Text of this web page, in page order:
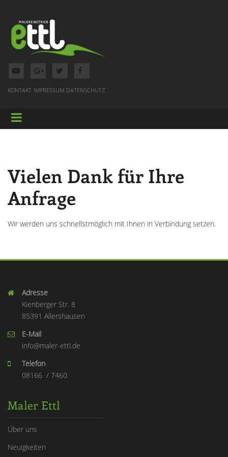
KONTAKT IMPRESSUM DATENSCHUTZ
Vielen Dank für Ihre
Anfrage
Wir werden uns schnellstmöglich mit Ihnen in Verbindung setzen.
Adresse
Kienberger Str. 8
85391 Allershausen
E-Mail
info@maler-ettl.de
Telefon
08166 / 7460
Maler Ettl
Über uns
Neuigkeiten